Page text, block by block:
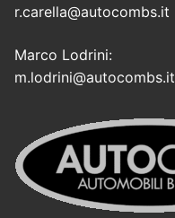
r.carella@autocombs.it
Marco Lodrini:
m.lodrini@autocombs.it